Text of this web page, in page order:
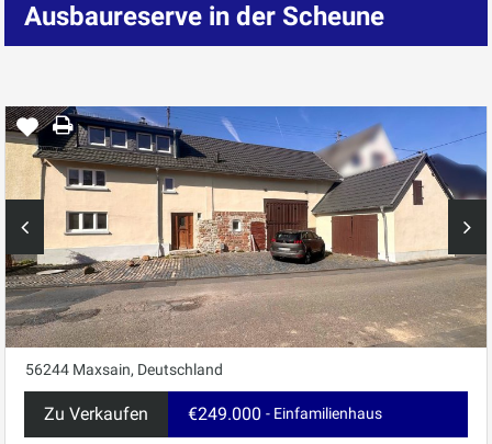
Ausbaureserve in der Scheune
56244 Maxsain, Deutschland
Zu Verkaufen €249.000 - Einfamilienhaus